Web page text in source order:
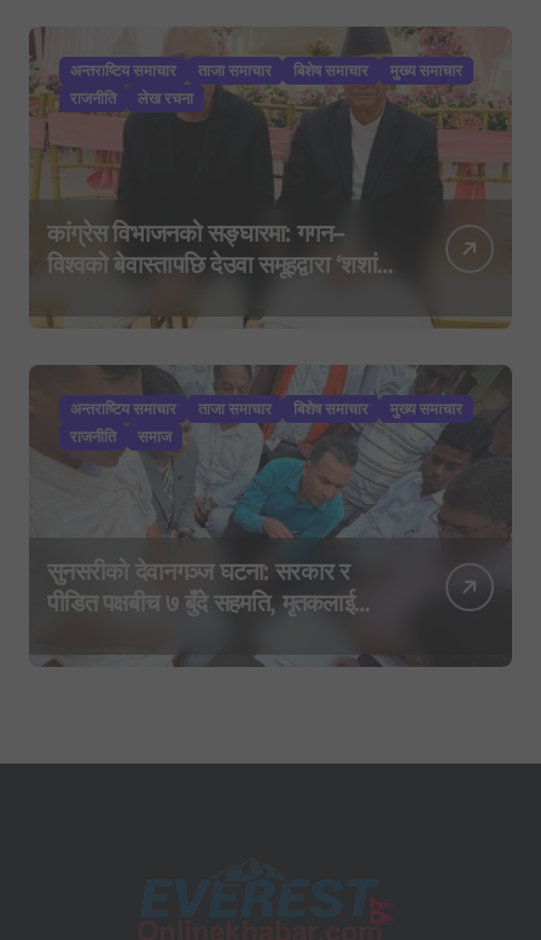
अन्तराष्टिय समाचार ताजा समाचार बिशेष समाचार
मुख्य समाचार
राजनीति
लेख रचना
कांग्रेस विभाजनको सङ्घारमा: गगन–
विश्वको बेवास्तापछि देउवा समूहद्वारा ‘शशांक
यात्राको घोषणा तयारी!
अन्तराष्टिय समाचार ताजा समाचार बिशेष समाचार
मुख्य समाचार
राजनीति
समाज
सुनसरीको देवानगञ्ज घटना: सरकार र
पीडित पक्षबीच ७ बुँदे सहमति, मृतकलाई